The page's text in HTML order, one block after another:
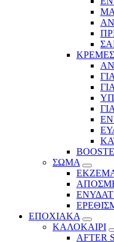
ΣΩΜΑ
ΕΠΟΧΙΑΚΑ
ΚΑΛΟΚΑΙΡΙ
AFTER